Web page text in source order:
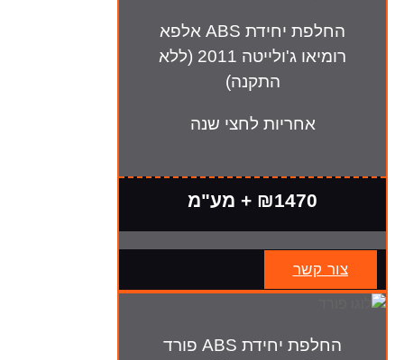
החלפת יחידת ABS אלפא
רומיאו ג'ולייטה 2011 (ללא
התקנה)
אחריות לחצי שנה
₪1470 + מע"מ
צור קשר
החלפת יחידת ABS פורד